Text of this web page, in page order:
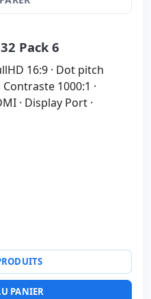
Pack 6
16:9 · Dot pitch
1000:1 ·
· Display Port ·
PANIER